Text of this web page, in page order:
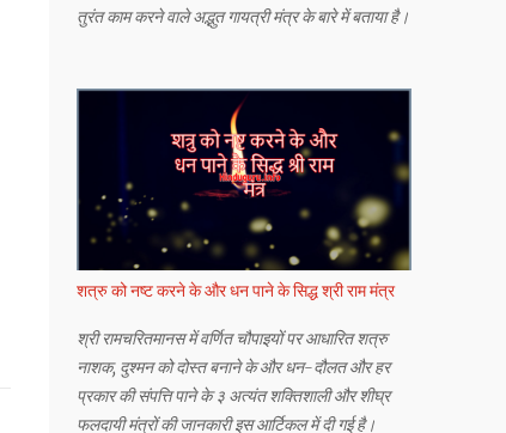
तुरंत काम करने वाले अद्भुत गायत्री मंत्र के बारे में बताया है।
शत्रु को नष्ट करने के और धन पाने के सिद्ध श्री राम मंत्र
श्री रामचरितमानस में वर्णित चौपाइयों पर आधारित शत्रु
नाशक, दुश्मन को दोस्त बनाने के और धन-दौलत और हर
प्रकार की संपत्ति पाने के ३ अत्यंत शक्तिशाली और शीघ्र
फलदायी मंत्रों की जानकारी इस आर्टिकल में दी गई है।